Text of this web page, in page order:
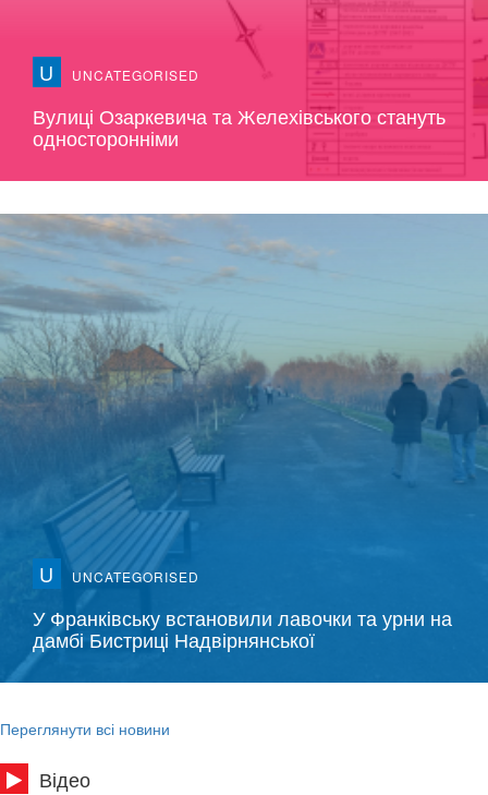
U UNCATEGORISED
Вулиці Озаркевича та Желехівського стануть
односторонніми
U UNCATEGORISED
У Франківську встановили лавочки та урни на
дамбі Бистриці Надвірнянської
Переглянути всі новини
Відео